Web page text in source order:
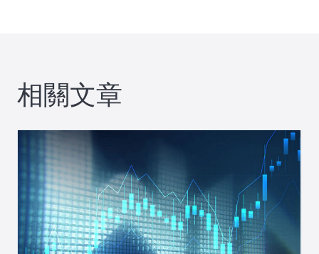
相關文章